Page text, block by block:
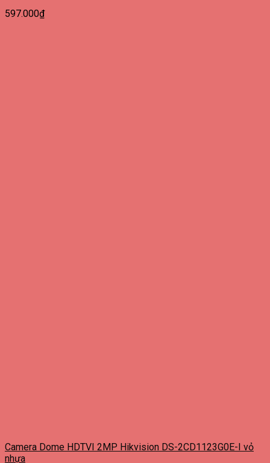
597.000₫
Camera Dome HDTVI 2MP Hikvision DS-2CD1123G0E-I vỏ
nhựa